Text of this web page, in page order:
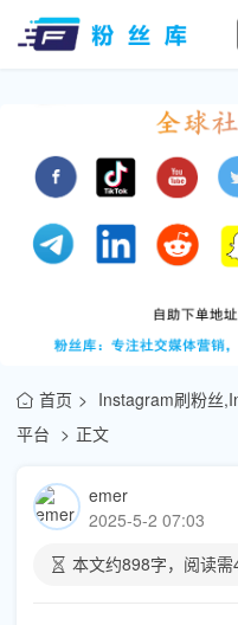
首页
Instagram刷粉丝
平台
正文
emer
2025-5-2 07:03
本文约898字，阅读需